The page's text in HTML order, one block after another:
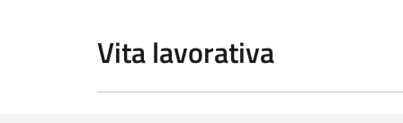
Vita lavorativa